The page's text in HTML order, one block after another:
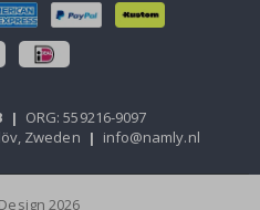
| ORG: 559216-9097
Zweden | info@namly.nl
2026